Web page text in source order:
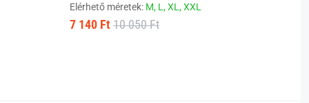
Elérhető méretek: M, L,XL,XXL
7 140 Ft 10 050 Ft